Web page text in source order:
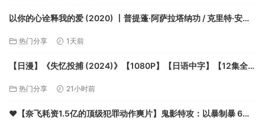
以你的心诠释我的爱 (2020) 丨普提蓬·阿萨拉塔纳功 / 克里特·安努
丨又名: 一心一译【夸克】
热门分享 1天前
【日漫】《失忆投捕 (2024)》【1080P】【日语中字】【12集全】
热门分享 21小时前
❤️【奈飞耗资1.5亿的顶级犯罪动作爽片】鬼影特攻：以暴制暴 6